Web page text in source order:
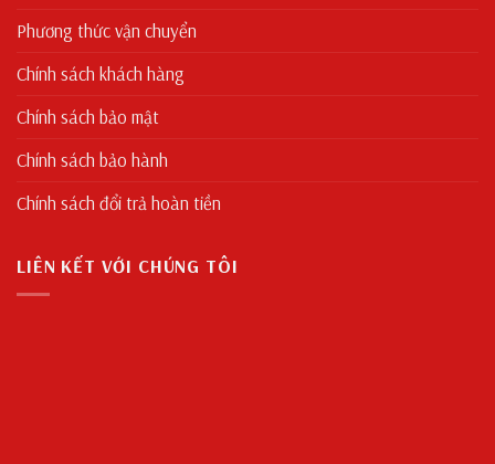
Phương thức vận chuyển
Chính sách khách hàng
Chính sách bảo mật
Chính sách bảo hành
Chính sách đổi trả hoàn tiền
LIÊN KẾT VỚI CHÚNG TÔI